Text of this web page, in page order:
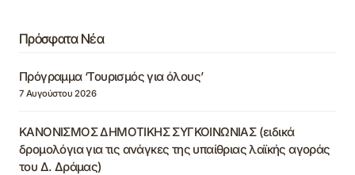
Πρόσφατα Νέα
Πρόγραμμα ‘Τουρισμός για όλους’
7 Αυγούστου 2026
ΚΑΝΟΝΙΣΜΟΣ ΔΗΜΟΤΙΚΗΣ ΣΥΓΚΟΙΝΩΝΙΑΣ (ειδικά
δρομολόγια για τις ανάγκες της υπαίθριας λαϊκής αγοράς
του Δ. Δράμας)